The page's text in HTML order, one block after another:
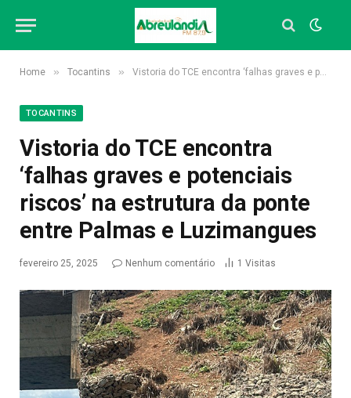
Home » Tocantins » Vistoria do TCE encontra ‘falhas graves e potenciais riscos’ na estrutura da ponte entre Palmas e Luzimangues
TOCANTINS
Vistoria do TCE encontra
‘falhas graves e potenciais
riscos’ na estrutura da ponte
entre Palmas e Luzimangues
fevereiro 25, 2025 Nenhum comentário 1 Visitas